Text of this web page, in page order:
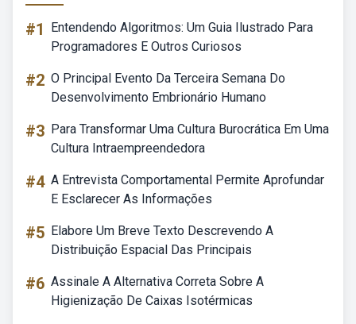
#1
Entendendo Algoritmos: Um Guia Ilustrado Para
Programadores E Outros Curiosos
#2 O Principal Evento Da Terceira Semana Do
Desenvolvimento Embrionário Humano
#3 Para Transformar Uma Cultura Burocrática Em Uma
Cultura Intraempreendedora
#4 A Entrevista Comportamental Permite Aprofundar
E Esclarecer As Informações
#5 Elabore Um Breve Texto Descrevendo A
Distribuição Espacial Das Principais
#6 Assinale A Alternativa Correta Sobre A
Higienização De Caixas Isotérmicas